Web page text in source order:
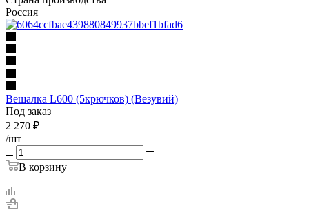
Россия
Вешалка L600 (5крючков) (Везувий)
Под заказ
2 270 ₽
/шт
В корзину